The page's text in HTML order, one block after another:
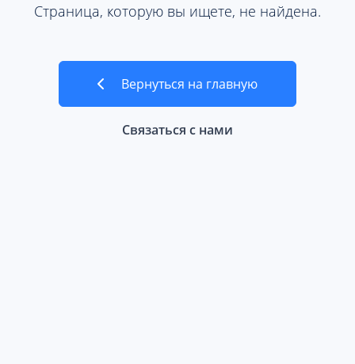
Страница, которую вы ищете, не найдена.
Вернуться на главную
Связаться с нами